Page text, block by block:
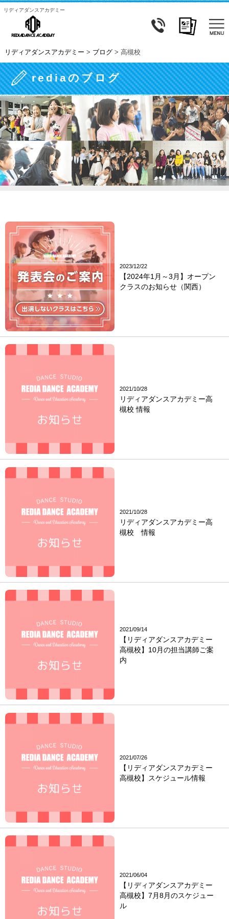
リディアダンスアカデミー
リディアダンスアカデミー > ブログ> 高槻校
rediaのブログ
2023/12/22
【2024年1月～3月】オープン
クラスのお知らせ（関西）
2021/10/28
リディアダンスアカデミー高
槻校 情報
2021/10/28
リディアダンスアカデミー高
槻校 情報
2021/09/14
【リディアダンスアカデミー
高槻校】10月の担当講師ご案
内
2021/07/26
【リディアダンスアカデミー
高槻校】スケジュール情報
2021/06/04
【リディアダンスアカデミー
高槻校】7月8月のスケジュー
ル